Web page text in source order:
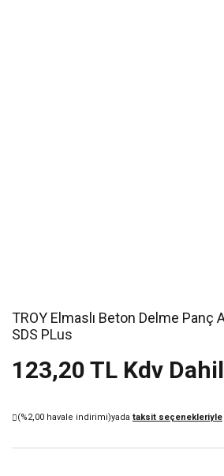
TROY Elmaslı Beton Delme Panç
SDS PLus
123,20 TL Kdv Dahil
(%2,00 havale indirimi)yada taksit seçenekleriyle